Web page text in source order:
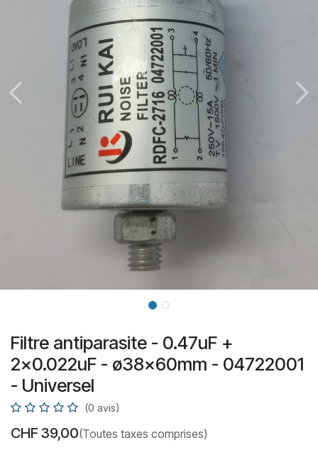
Filtre antiparasite - 0.47uF +
2x0.022uF - ø38x60mm - 04722001
- Universel
(0 avis)
CHF 39,00(Toutes taxes comprises)